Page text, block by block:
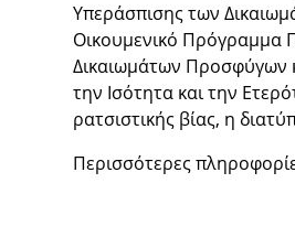
Υπεράσπισης των
Οικουμενικό Πρόγραμμα
Δικαιωμάτων Προσφύγων
την Ισότητα και την
ρατσιστικής βίας, η
Περισσότερες